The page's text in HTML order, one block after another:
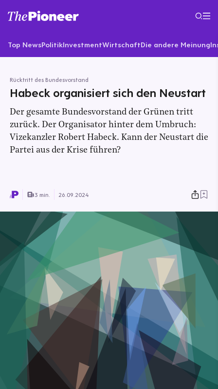
Top NewsPolitikInvestmentWirtschaftDie andere Meinung
Rücktritt des Bundesvorstand
Habeck organisiert sich den Neustart
Der gesamte Bundesvorstand der Grünen tritt
zurück. Der Organisator hinter dem Umbruch:
Vizekanzler Robert Habeck. Kann der Neustart die
Partei aus der Krise führen?
3 min. 26.09.2024